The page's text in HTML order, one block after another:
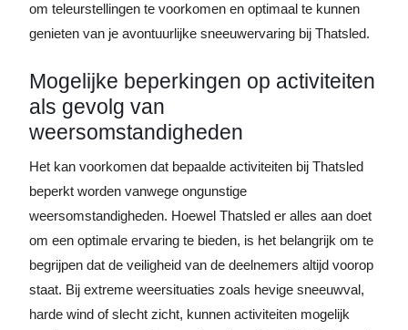
om teleurstellingen te voorkomen en optimaal te kunnen
genieten van je avontuurlijke sneeuwervaring bij Thatsled.
Mogelijke beperkingen op activiteiten
als gevolg van
weersomstandigheden
Het kan voorkomen dat bepaalde activiteiten bij Thatsled
beperkt worden vanwege ongunstige
weersomstandigheden. Hoewel Thatsled er alles aan doet
om een optimale ervaring te bieden, is het belangrijk om te
begrijpen dat de veiligheid van de deelnemers altijd voorop
staat. Bij extreme weersituaties zoals hevige sneeuwval,
harde wind of slecht zicht, kunnen activiteiten mogelijk